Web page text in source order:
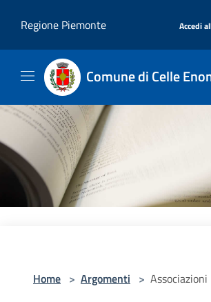
Regione Piemonte
Accedi
Comune di Celle
Home > Argomenti > Associazioni